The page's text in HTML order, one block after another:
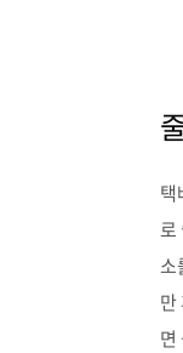
택
로
소
만
면